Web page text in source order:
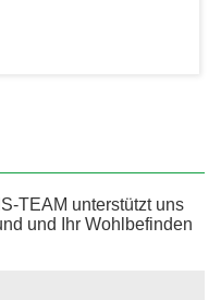
TEAM unterstützt uns
und Ihr Wohlbefinden